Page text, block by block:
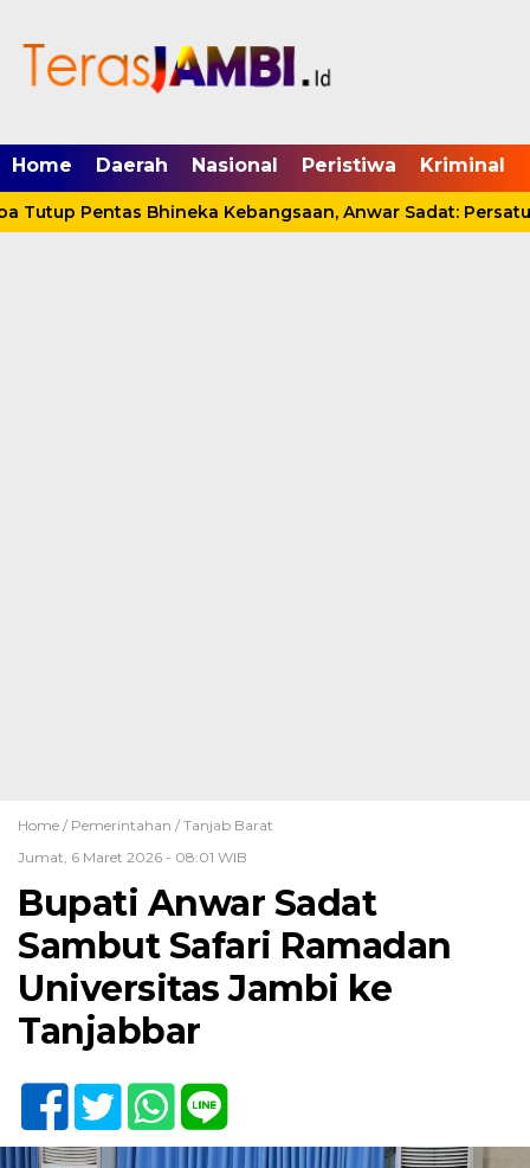
Home Daerah Nasional Peristiwa Kriminal
Pentas Bhineka Kebangsaan, Anwar Sadat:
Home / Pemerintahan / Tanjab Barat
Jumat, 6 Maret 2026 - 08:01 WIB
Bupati Anwar Sadat
Sambut Safari Ramadan
Universitas Jambi ke
Tanjabbar